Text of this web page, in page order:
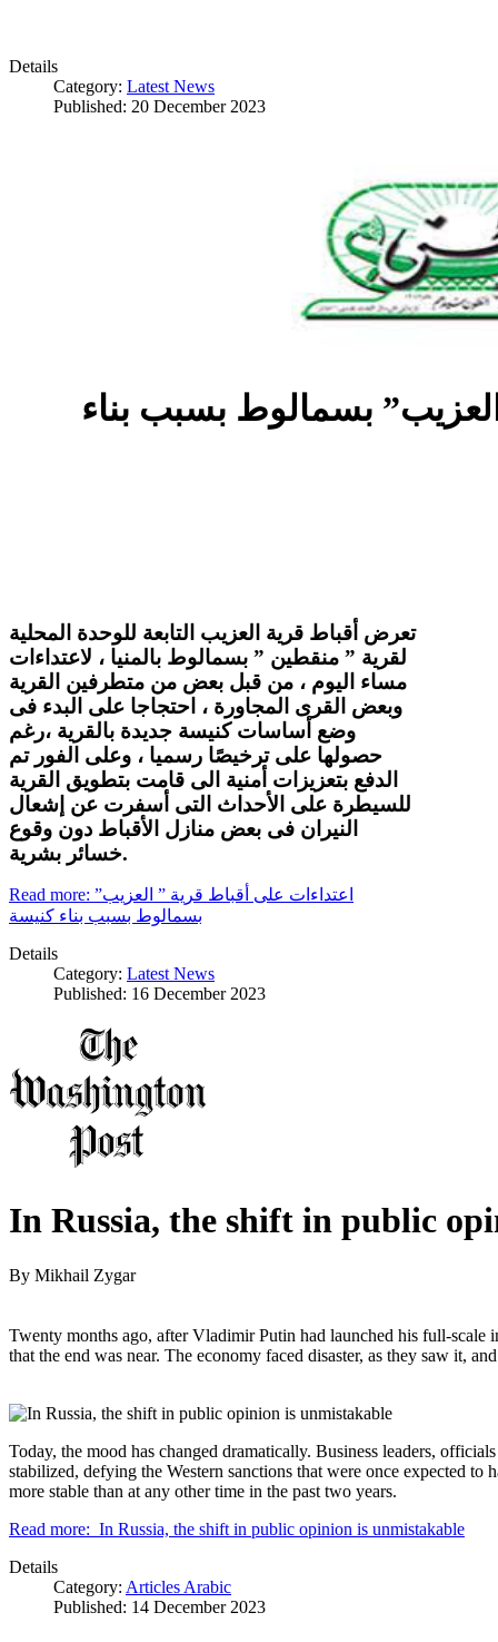
Details
Category: Latest News
Published: 20 December 2023
بسمالوط بسبب بناء
تعرض أقباط قرية العزيب التابعة للوحدة المحلية
لقرية ” منقطين ” بسمالوط بالمنيا ، لاعتداءات
مساء اليوم ، من قبل بعض من متطرفين القرية
وبعض القرى المجاورة ، احتجاجا على البدء فى
وضع أساسات كنيسة جديدة بالقرية ،رغم
حصولها على ترخيصًا رسميا ، وعلى الفور تم
الدفع بتعزيزات أمنية الى قامت بتطويق القرية
للسيطرة على الأحداث التى أسفرت عن إشعال
النيران فى بعض منازل الأقباط دون وقوع
خسائر بشرية.
Read more: اعتداءات على أقباط قرية ” العزيب”
بسمالوط بسبب بناء كنيسة
Details
Category: Latest News
Published: 16 December 2023
In Russia, the shift in public
By Mikhail Zygar
Twenty months ago, after Vladimir Putin had launched his full-
that the end was near. The economy faced disaster, as they saw it,
Today, the mood has changed dramatically. Business leaders,
stabilized, defying the Western sanctions that were once expected to
more stable than at any other time in the past two years.
Read more: In Russia, the shift in public opinion is unmistakable
Details
Category: Articles Arabic
Published: 14 December 2023